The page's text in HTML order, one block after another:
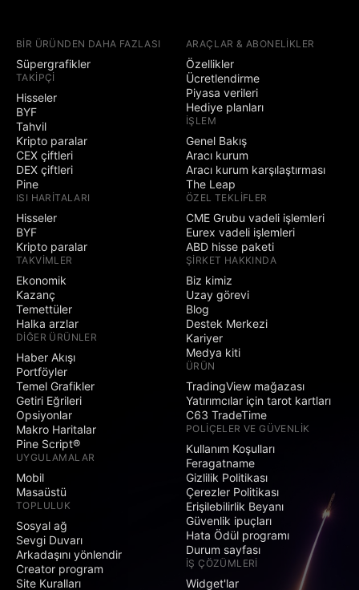
BIR ÜRÜNDEN DAHA FAZLASI
Süpergrafikler
TAKIPÇI
Hisseler
BYF
Tahvil
Kripto paralar
CEX çiftleri
DEX çiftleri
Pine
ISI HARITALARI
Hisseler
BYF
Kripto paralar
TAKVIMLER
Ekonomik
Kazanç
Temettüler
Halka arzlar
DIĞER ÜRÜNLER
Haber Akışı
Portföyler
Temel Grafikler
Getiri Eğrileri
Opsiyonlar
Makro Haritalar
Pine Script®
UYGULAMALAR
Mobil
Masaüstü
TOPLULUK
Sosyal ağ
Sevgi Duvarı
Arkadaşını yönlendir
Creator program
Site Kuralları
ARAÇLAR & ABONELIKLER
Özellikler
Ücretlendirme
Piyasa verileri
Hediye planları
İŞLEM
Genel Bakış
Aracı kurum
Aracı kurum karşılaştırması
The Leap
ÖZEL TEKLIFLER
CME Grubu vadeli işlemleri
Eurex vadeli işlemleri
ABD hisse paketi
ŞIRKET HAKKINDA
Biz kimiz
Uzay görevi
Blog
Destek Merkezi
Kariyer
Medya kiti
ÜRÜN
TradingView mağazası
Yatırımcılar için tarot kartları
C63 TradeTime
POLIÇELER VE GÜVENLIK
Kullanım Koşulları
Feragatname
Gizlilik Politikası
Çerezler Politikası
Erişilebilirlik Beyanı
Güvenlik ipuçları
Hata Ödül programı
Durum sayfası
İŞ ÇÖZÜMLERI
Widget'lar